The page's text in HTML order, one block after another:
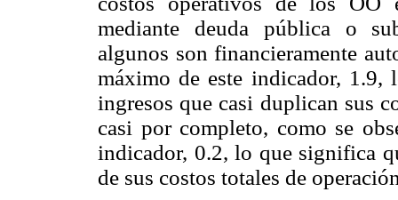
mediante deuda pública o
algunos son financieramente
máximo de este indicador, 1.9,
ingresos que casi duplican sus
casi por completo, como se
indicador, 0.2, lo que significa
de sus costos totales de